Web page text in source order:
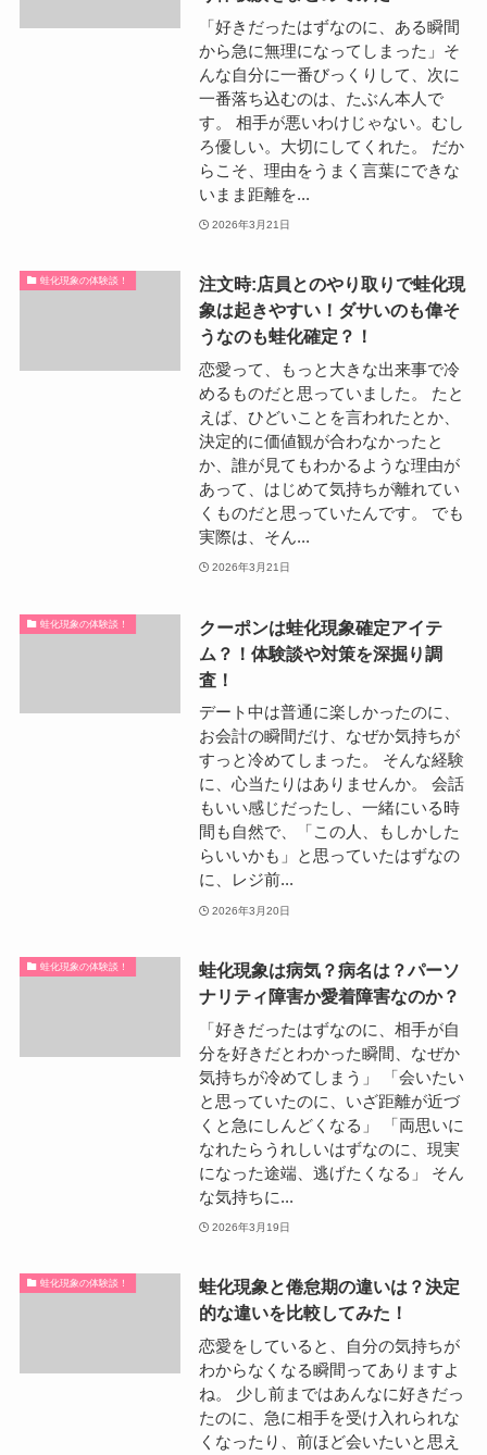
「好きだったはずなのに、ある瞬間
から急に無理になってしまった」そ
んな自分に一番びっくりして、次に
一番落ち込むのは、たぶん本人で
す。 相手が悪いわけじゃない。むし
ろ優しい。大切にしてくれた。 だか
らこそ、理由をうまく言葉にできな
いまま距離を...
2026年3月21日
蛙化現象の体験談！
注文時:店員とのやり取りで蛙化現
象は起きやすい！ダサいのも偉そ
うなのも蛙化確定？！
恋愛って、もっと大きな出来事で冷
めるものだと思っていました。 たと
えば、ひどいことを言われたとか、
決定的に価値観が合わなかったと
か、誰が見てもわかるような理由が
あって、はじめて気持ちが離れてい
くものだと思っていたんです。 でも
実際は、そん...
2026年3月21日
蛙化現象の体験談！
クーポンは蛙化現象確定アイテ
ム？！体験談や対策を深掘り調
査！
デート中は普通に楽しかったのに、
お会計の瞬間だけ、なぜか気持ちが
すっと冷めてしまった。 そんな経験
に、心当たりはありませんか。 会話
もいい感じだったし、一緒にいる時
間も自然で、「この人、もしかした
らいいかも」と思っていたはずなの
に、レジ前...
2026年3月20日
蛙化現象の体験談！
蛙化現象は病気？病名は？パーソ
ナリティ障害か愛着障害なのか？
「好きだったはずなのに、相手が自
分を好きだとわかった瞬間、なぜか
気持ちが冷めてしまう」 「会いたい
と思っていたのに、いざ距離が近づ
くと急にしんどくなる」 「両思いに
なれたらうれしいはずなのに、現実
になった途端、逃げたくなる」 そん
な気持ちに...
2026年3月19日
蛙化現象の体験談！
蛙化現象と倦怠期の違いは？決定
的な違いを比較してみた！
恋愛をしていると、自分の気持ちが
わからなくなる瞬間ってありますよ
ね。 少し前まではあんなに好きだっ
たのに、急に相手を受け入れられな
くなったり、前ほど会いたいと思え